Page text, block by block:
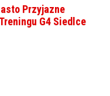
Przyjazne
G4 Siedlce